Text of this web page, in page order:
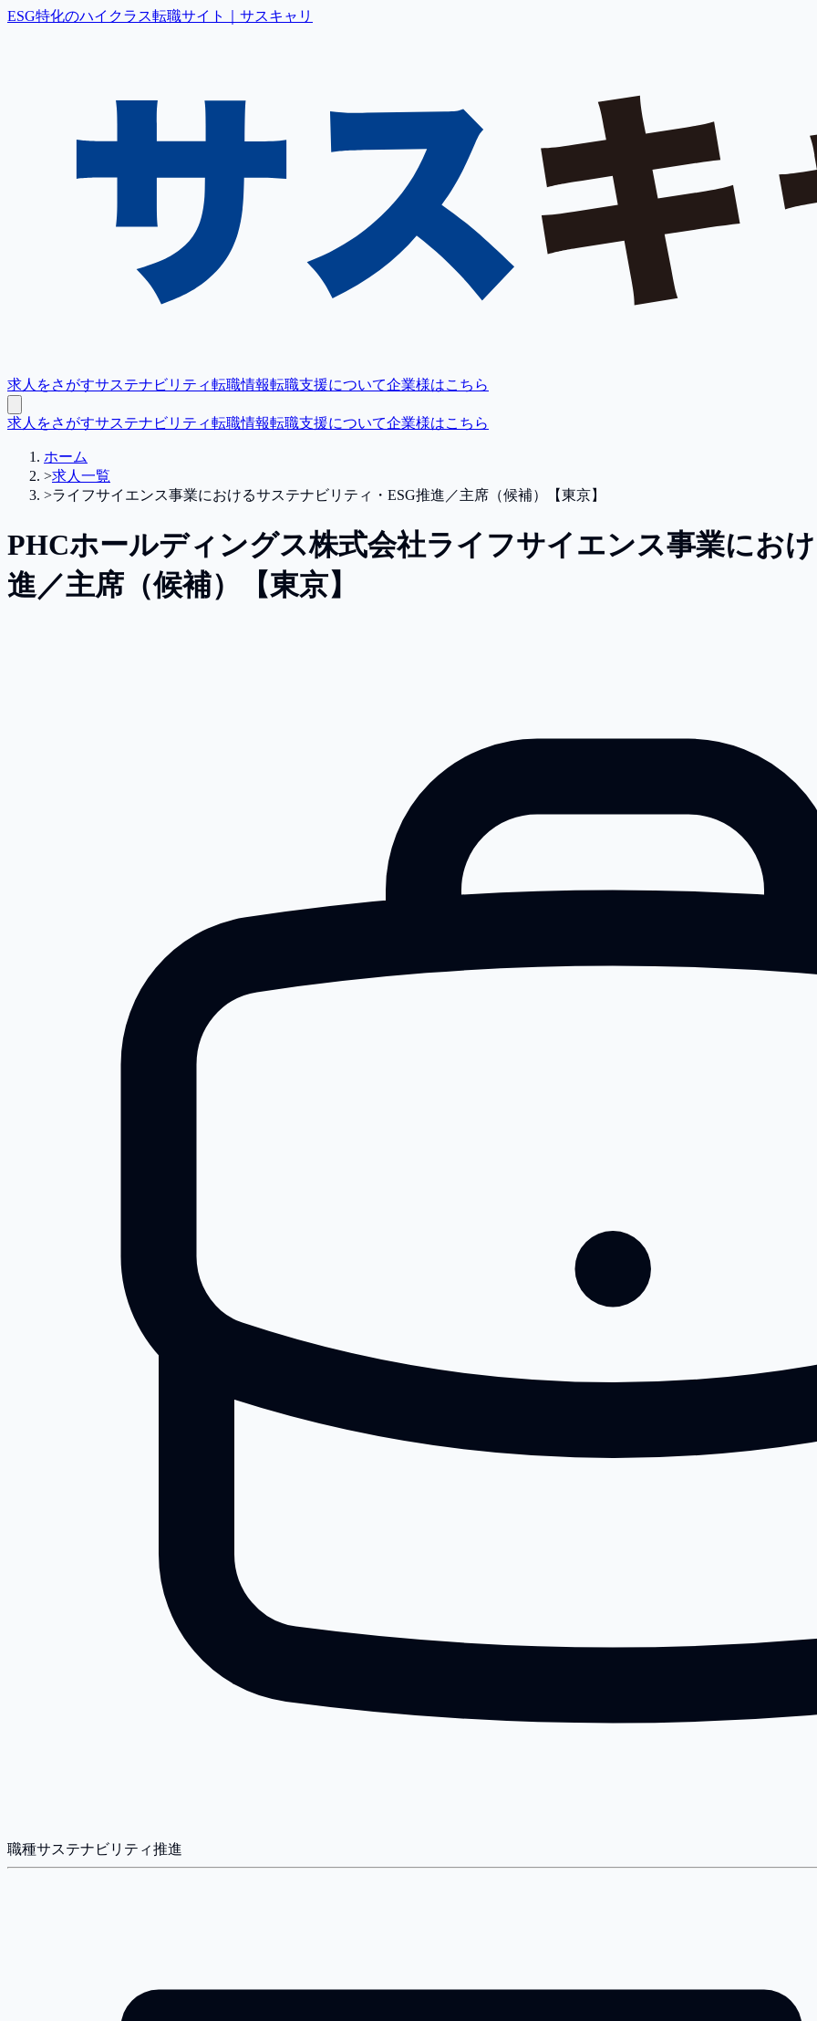
ESG特化のハイクラス転職サイト｜サスキャリ
求人をさがすサステナビリティ転職情報転職支援について企業様はこちら
求人をさがすサステナビリティ転職情報転職支援について企業様はこちら
ホーム
>求人一覧
>ライフサイエンス事業におけるサステナビリティ・ESG推進／主席（候補）【東京】
PHCホールディングス株式会社ライフサイエンス事業にお
進／主席（候補）【東京】
職種サステナビリティ推進